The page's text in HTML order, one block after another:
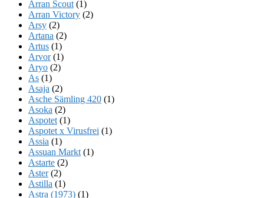
Arran Scout (1)
Arran Victory (2)
Arsy (2)
Artana (2)
Artus (1)
Arvor(1)
Aryo (2)
As (1)
Asaja (2)
Asche Sämling 420 (1)
Asoka (2)
Aspotet (1)
Aspotet x Virusfrei (1)
Assia (1)
Assuan Markt (1)
Astarte (2)
Aster(2)
Astilla (1)
Astra (1973) (1)